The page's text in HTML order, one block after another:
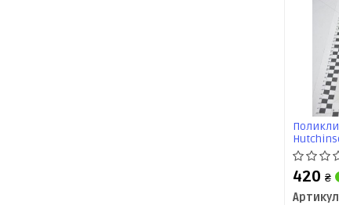
420 ₴